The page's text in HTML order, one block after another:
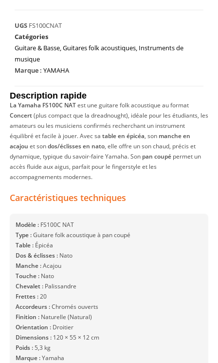
UGS FS100CNAT
Catégories
Guitare & Basse,Guitares folk acoustiques, Instruments de
musique
Marque : YAMAHA
Description rapide
La Yamaha FS100C NATest une guitare folk acoustique au format
Concert(plus compact que la dreadnought), idéale pour les étudiants, les
amateurs ou les musiciens confirmés recherchant un instrument
équilibré et facile à jouer. Avec sa table en épicéa, son manche en
acajou et sondos/éclisses en nato, elle offre un son chaud, précis et
dynamique, typique du savoir-faire Yamaha. Son pan coupé permet un
accès fluide aux aigus, parfait pour le fingerstyle et les
accompagnements modernes.
Caractéristiques techniques
Modèle : FS100C NAT
Type :Guitare folk acoustique à pan coupé
Table : Épicéa
Dos & éclisses : Nato
Manche :Acajou
Touche : Nato
Chevalet : Palissandre
Frettes :20
Accordeurs :Chromés ouverts
Finition : Naturelle (Natural)
Orientation : Droitier
Dimensions : 120 × 55 × 12 cm
Poids : 5,3 kg
Marque :Yamaha